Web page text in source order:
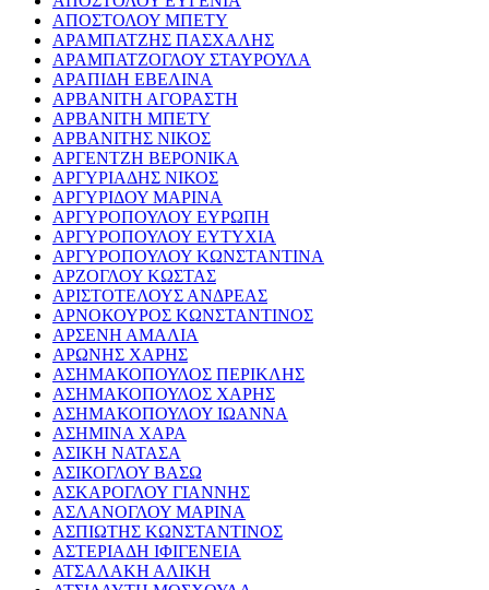
ΑΠΟΣΤΟΛΟΥ ΜΠΕΤΥ
ΑΡΑΜΠΑΤΖΗΣ ΠΑΣΧΑΛΗΣ
ΑΡΑΜΠΑΤΖΟΓΛΟΥ ΣΤΑΥΡΟΥΛΑ
ΑΡΑΠΙΔΗ ΕΒΕΛΙΝΑ
ΑΡΒΑΝΙΤΗ ΑΓΟΡΑΣΤΗ
ΑΡΒΑΝΙΤΗ ΜΠΕΤΥ
ΑΡΒΑΝΙΤΗΣ ΝΙΚΟΣ
ΑΡΓΕΝΤΖΗ ΒΕΡΟΝΙΚΑ
ΑΡΓΥΡΙΑΔΗΣ ΝΙΚΟΣ
ΑΡΓΥΡΙΔΟΥ ΜΑΡΙΝΑ
ΑΡΓΥΡΟΠΟΥΛΟΥ ΕΥΡΩΠΗ
ΑΡΓΥΡΟΠΟΥΛΟΥ ΕΥΤΥΧΙΑ
ΑΡΓΥΡΟΠΟΥΛΟΥ ΚΩΝΣΤΑΝΤΙΝΑ
ΑΡΖΟΓΛΟΥ ΚΩΣΤΑΣ
ΑΡΙΣΤΟΤΕΛΟΥΣ ΑΝΔΡΕΑΣ
ΑΡΝΟΚΟΥΡΟΣ ΚΩΝΣΤΑΝΤΙΝΟΣ
ΑΡΣΕΝΗ ΑΜΑΛΙΑ
ΑΡΩΝΗΣ ΧΑΡΗΣ
ΑΣΗΜΑΚΟΠΟΥΛΟΣ ΠΕΡΙΚΛΗΣ
ΑΣΗΜΑΚΟΠΟΥΛΟΣ ΧΑΡΗΣ
ΑΣΗΜΑΚΟΠΟΥΛΟΥ ΙΩΑΝΝΑ
ΑΣΗΜΙΝΑ ΧΑΡΑ
ΑΣΙΚΗ ΝΑΤΑΣΑ
ΑΣΙΚΟΓΛΟΥ ΒΑΣΩ
ΑΣΚΑΡΟΓΛΟΥ ΓΙΑΝΝΗΣ
ΑΣΛΑΝΟΓΛΟΥ ΜΑΡΙΝΑ
ΑΣΠΙΩΤΗΣ ΚΩΝΣΤΑΝΤΙΝΟΣ
ΑΣΤΕΡΙΑΔΗ ΙΦΙΓΕΝΕΙΑ
ΑΤΣΑΛΑΚΗ ΑΛΙΚΗ